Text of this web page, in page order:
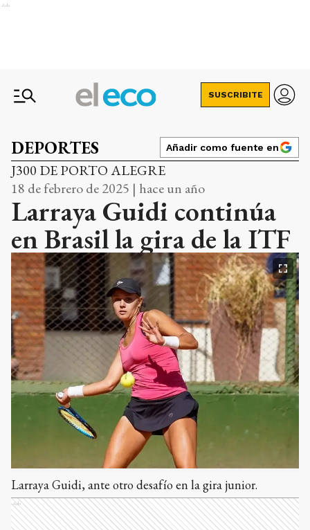
Ads
SUSCRIBITE
DEPORTES Añadir como fuente en
J300 DE PORTO ALEGRE
18 de febrero de 2025 | hace un año
Larraya Guidi continúa
en Brasil la gira de la ITF
Larraya Guidi, ante otro desafío en la gira junior.
Ads